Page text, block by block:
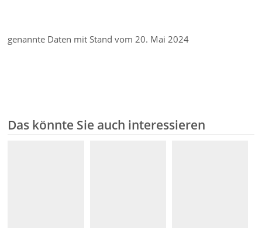
genannte Daten mit Stand vom 20. Mai 2024
Das könnte Sie auch interessieren